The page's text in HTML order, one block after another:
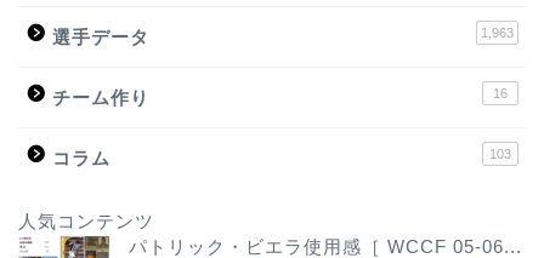
選手データ 1,963
チーム作り 16
コラム 103
人気コンテンツ
パトリック・ビエラ使用感［ WCCF 05-06...